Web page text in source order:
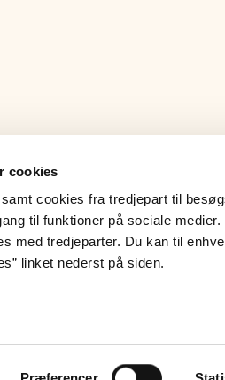
cookies
cookies fra tredjepart til
til funktioner på sociale
med tredjeparter. Du kan til
linket nederst på siden.
Læs op